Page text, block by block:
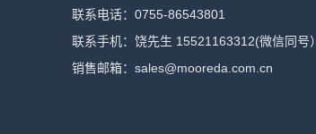
联系电话：0755-86543801
联系手机：饶先生 15521163312(微信同号）
销售邮箱：sales@mooreda.com.cn